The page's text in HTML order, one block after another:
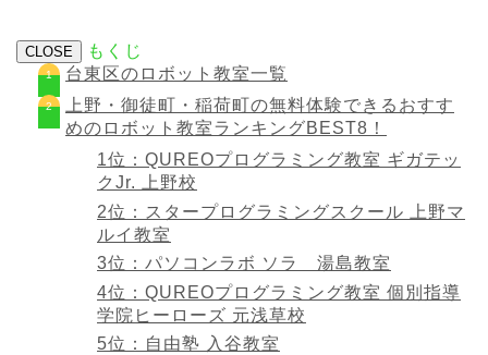
CLOSE
もくじ
台東区のロボット教室一覧
上野・御徒町・稲荷町の無料体験できるおすす
めのロボット教室ランキングBEST8！
1位：QUREOプログラミング教室 ギガテッ
クJr. 上野校
2位：スタープログラミングスクール 上野マ
ルイ教室
3位：パソコンラボ ソラ 湯島教室
4位：QUREOプログラミング教室 個別指導
学院ヒーローズ 元浅草校
5位：自由塾 入谷教室